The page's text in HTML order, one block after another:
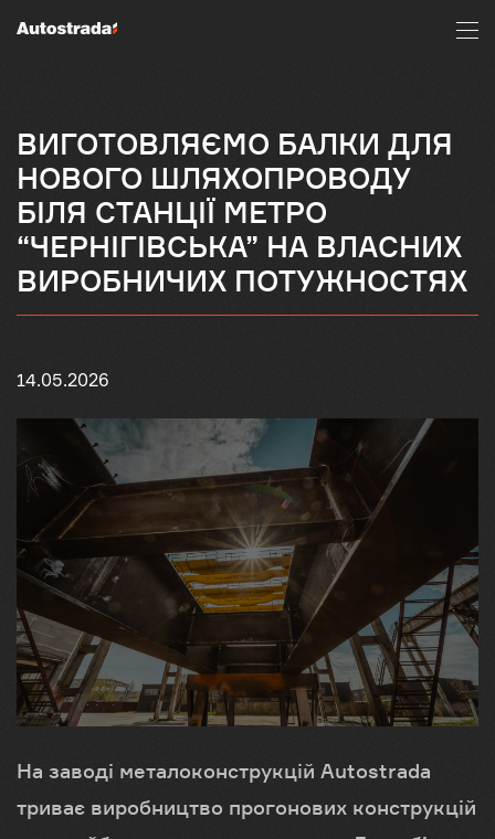
ВИГОТОВЛЯЄМО БАЛКИ ДЛЯ
НОВОГО ШЛЯХОПРОВОДУ
БІЛЯ СТАНЦІЇ МЕТРО
“ЧЕРНІГІВСЬКА” НА ВЛАСНИХ
ВИРОБНИЧИХ ПОТУЖНОСТЯХ
14.05.2026
На заводі металоконструкцій Autostrada
триває виробництво прогонових конструкцій